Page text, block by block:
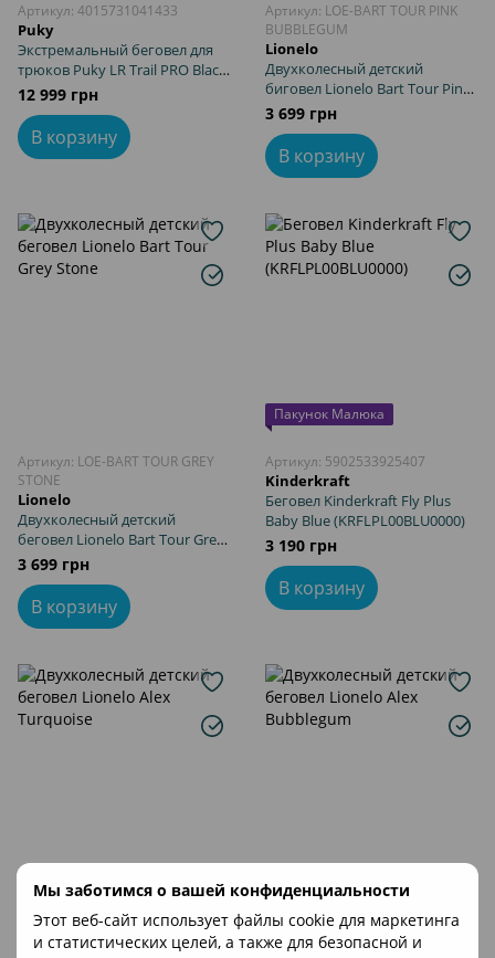
Мы заботимся о вашей конфиденциальности
Этот веб-сайт использует файлы cookie для маркетинга
и статистических целей, а также для безопасной и
Артикул: 4015731041433
Puky
Экстремальный беговел для
трюков Puky LR Trail PRO Black
4143 для детей от 2,5 лет
12 999 грн
В корзину
Артикул: LOE-BART TOUR PINK
BUBBLEGUM
Lionelo
Двухколесный детский
биговел Lionelo Bart Tour Pink
Bubblegum
3 699 грн
В корзину
Артикул: LOE-BART TOUR GREY
STONE
Lionelo
Двухколесный детский
беговел Lionelo Bart Tour Grey
Stone
3 699 грн
В корзину
Пакунок Малюка
Артикул: 5902533925407
Kinderkraft
Беговел Kinderkraft Fly Plus
Baby Blue (KRFLPL00BLU0000)
3 190 грн
В корзину
Артикул: LOE-ALEX TURQUOISE
Lionelo
Двухколесный детский
Артикул: LOE-ALEX BUBBLEGUM
Lionelo
Двухколесный детский